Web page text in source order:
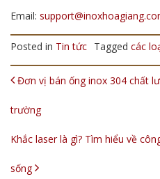
Email:
Posted in Tin tức Tagged các
POST
Đơn vị bán ống inox 304 chất
trường
Khắc laser là gì? Tìm hiểu về
sống